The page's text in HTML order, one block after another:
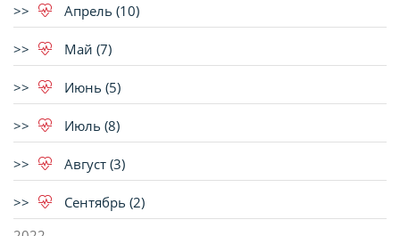
Апрель (10)
Май (7)
Июнь (5)
Июль (8)
Август (3)
Сентябрь (2)